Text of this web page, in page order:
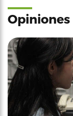
Opiniones